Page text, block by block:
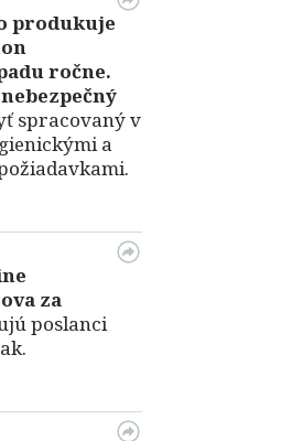
produkuje
ročne.
nebezpečný
spracovaný v
a
za
poslanci